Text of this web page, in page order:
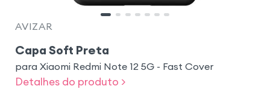
AVIZAR
Capa Soft Preta
para Xiaomi Redmi Note 12 5G - Fast Cover
Detalhes do produto >